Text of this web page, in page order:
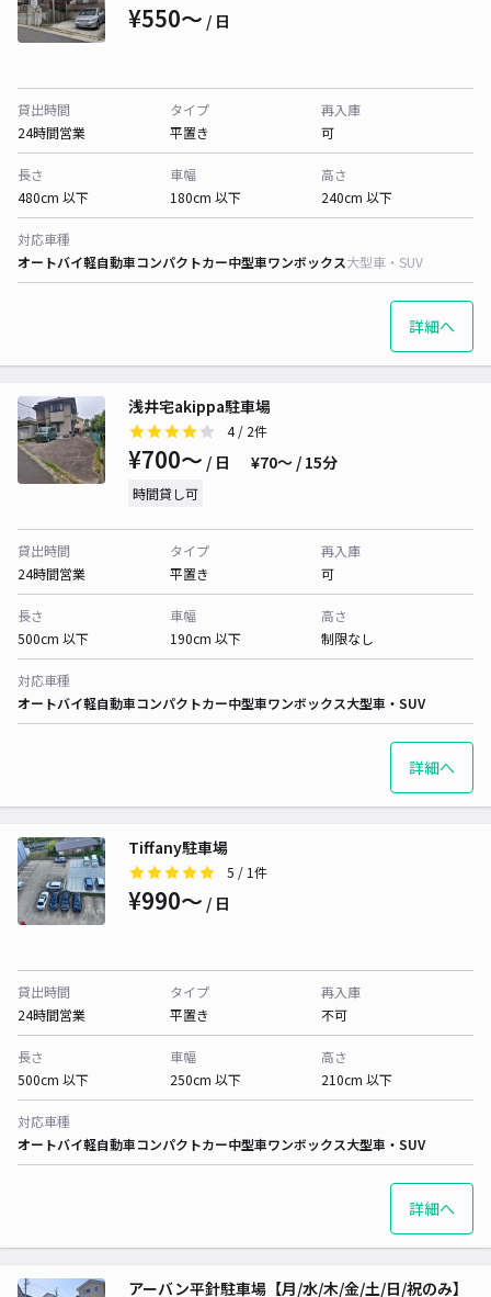
¥550〜 / 日
貸出時間
24時間営業
タイプ
平置き
再入庫
可
長さ
480cm 以下
車幅
180cm 以下
高さ
240cm 以下
対応車種
オートバイ軽自動車コンパクトカー中型車ワンボックス大型車・SUV
詳細へ
浅井宅akippa駐車場
4/ 2件
¥700〜 / 日 ¥70〜 / 15分
時間貸し可
貸出時間
24時間営業
タイプ
平置き
再入庫
可
長さ
500cm 以下
車幅
190cm 以下
高さ
制限なし
対応車種
オートバイ軽自動車コンパクトカー中型車ワンボックス大型車・SUV
詳細へ
Tiffany駐車場
5 / 1件
¥990〜 / 日
貸出時間
24時間営業
タイプ
平置き
再入庫
不可
長さ
500cm 以下
車幅
250cm 以下
高さ
210cm 以下
対応車種
オートバイ軽自動車コンパクトカー中型車ワンボックス大型車・SUV
詳細へ
アーバン平針駐車場【月/水/木/金/土/日/祝のみ】